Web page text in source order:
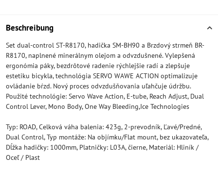
Beschreibung
Set dual-control ST-R8170, hadička SM-BH90 a Brzdový strmeň BR-
R8170, naplnené minerálnym olejom a odvzdušnené. Vylepšená
ergonómia páky, bezdrôtové radenie rýchlejšie radí a zlepšuje
estetiku bicykla, technológia SERVO WAWE ACTION optimalizuje
ovládanie bŕzd. Nový proces odvzdušňovania uľahčuje údržbu.
Použité technológie: Servo Wave Action, E-tube, Reach Adjust, Dual
Control Lever, Mono Body, One Way Bleeding,Ice Technologies
Typ: ROAD, Celková váha balenia: 423g, 2-prevodník, Ľavé/Predné,
Dual Control, Typ montáže: Na objímku/Flat mount, bez ukazovateľa,
Dĺžka hadičky: 1000mm, Platničky: L03A, čierne, Materiál: Hliník /
Oceľ / Plast